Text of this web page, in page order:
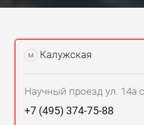
м Калужская
Научный проезд ул. 14а
+7 (495) 374-75-88